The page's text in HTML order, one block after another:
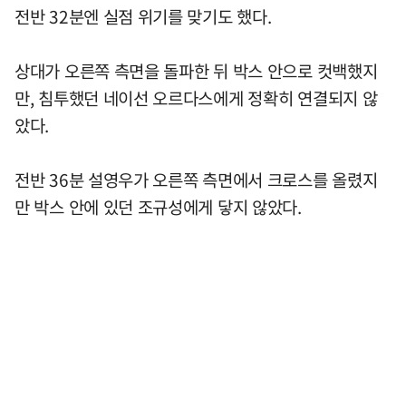
전반 32분엔 실점 위기를 맞기도 했다.
상대가 오른쪽 측면을 돌파한 뒤 박스 안으로 컷백했지
만, 침투했던 네이선 오르다스에게 정확히 연결되지 않
았다.
전반 36분 설영우가 오른쪽 측면에서 크로스를 올렸지
만 박스 안에 있던 조규성에게 닿지 않았다.